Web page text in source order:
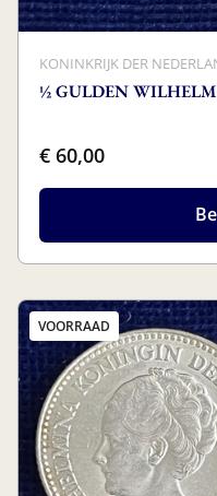
KONINKRIJK DER
½ GULDEN
€ 60,00
VOORRAAD